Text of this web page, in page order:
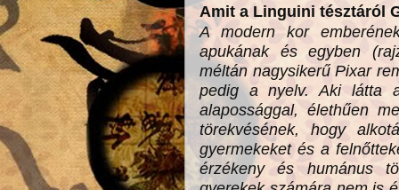
Amit a Linguini tésztáról
A modern kor
apukának és egyben
méltán nagysikerű Pixar
pedig a nyelv. Aki látta
alapossággal, élethűen
törekvésének, hogy
gyermekeket és a
érzékeny és humánus